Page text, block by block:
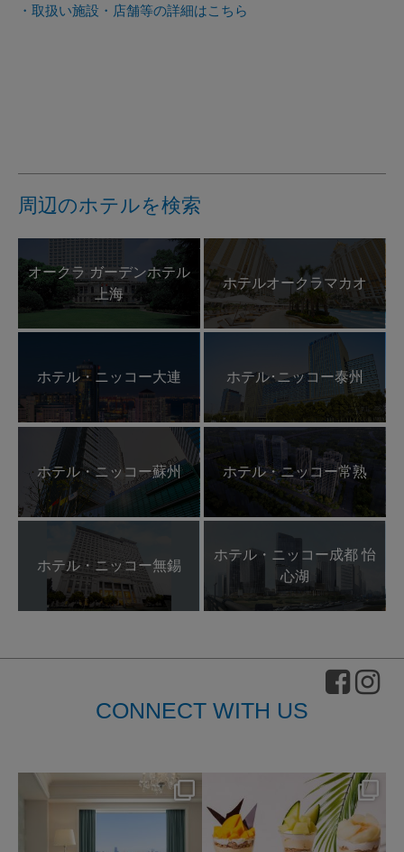
・取扱い施設・店舗等の詳細はこちら
周辺のホテルを検索
オークラ ガーデンホテル
上海
ホテルオークラマカオ
ホテル・ニッコー大連 ホテル･ニッコー泰州
ホテル・ニッコー蘇州 ホテル・ニッコー常熟
ホテル・ニッコー無錫
ホテル・ニッコー成都 怡
心湖
CONNECT WITH US
8月 7
nikko_hotels
8月 4
184 1